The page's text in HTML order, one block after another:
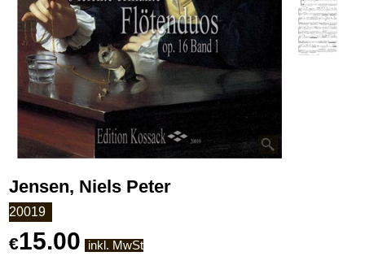
Jensen, Niels Peter
20019
€15.00
inkl. MwSt